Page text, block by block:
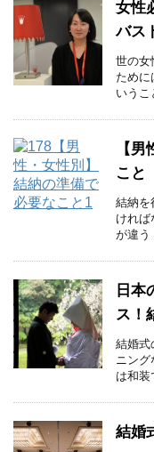
女性
バス
世の
ために
いうこ
【
こと
結納を
ければ
が違う
日本
ス！
結婚式
ニング
は和装
結婚